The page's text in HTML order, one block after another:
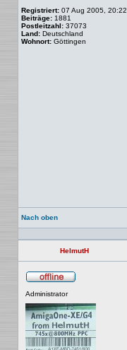
Registriert: 07 Aug 2005, 20:22
Beiträge: 1881
Postleitzahl: 37073
Land: Deutschland
Wohnort: Göttingen
Nach oben
HelmutH
Administrator